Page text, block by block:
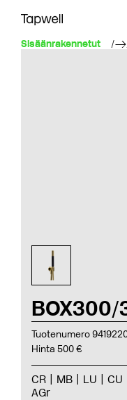
Sisäänrakennetut
BOX300/
Tuotenumero
Hinta 500 €
CR MB LU CU
AGr